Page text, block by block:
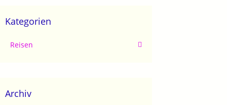
Kategorien
Reisen
Archiv